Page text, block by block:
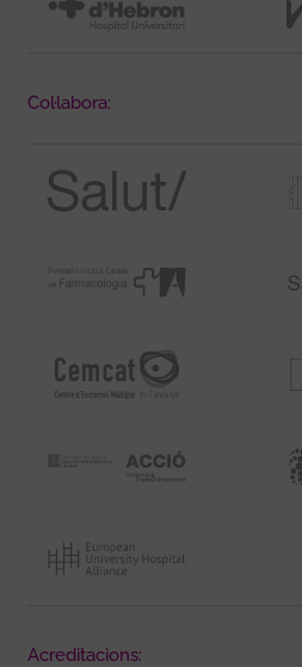
Col·labora:
Acreditacions: